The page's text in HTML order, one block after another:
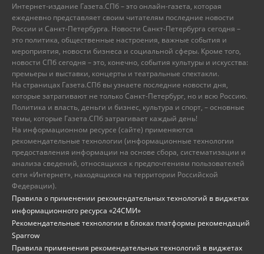
Интернет-издание Газета.СПб – это онлайн-газета, которая
ежедневно представляет своим читателям последние новости
России и Санкт-Петербурга. Новости Санкт-Петербурга сегодня –
это политика, общественные настроения, важные события и
мероприятия, новости бизнеса и социальной сферы. Кроме того,
новости СПб сегодня – это, конечно, события культуры и искусства:
премьеры и выставки, концерты и театральные спектакли.
На страницах Газета.СПб вы узнаете последние новости дня,
которые затрагивают не только Санкт-Петербург, но и всю Россию.
Политика и власть, деньги и бизнес, культура и спорт, – основные
темы, которые Газета.СПб затрагивает каждый день!
На информационном ресурсе (сайте) применяются
рекомендательные технологии (информационные технологии
предоставления информации на основе сбора, систематизации и
анализа сведений, относящихся к предпочтениям пользователей
сети «Интернет», находящихся на территории Российской
Федерации).
Правила о применении рекомендательных технологий в виджетах
информационного ресурса «24СМИ»
Рекомендательные технологии в блоках платформы рекомендаций
Sparrow
Правила применения рекомендательных технологий в виджетах